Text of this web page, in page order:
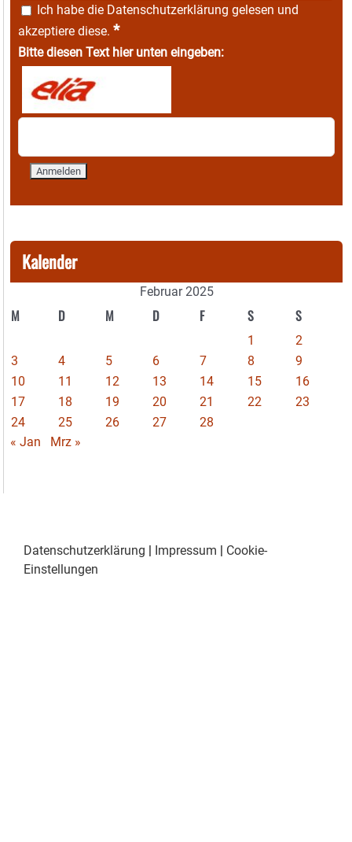
Ich habe die Datenschutzerklärung gelesen und
akzeptiere diese. *
Bitte diesen Text hier unten eingeben:
Kalender
Februar 2025
M D M D F S S
1
2
3
4 5 6 7 8
9
10
11 12 13 14 15
16
17
18 19 20 21 22
23
24
25 26 27
28
« Jan
Mrz »
Datenschutzerklärung | Impressum | Cookie-
Einstellungen